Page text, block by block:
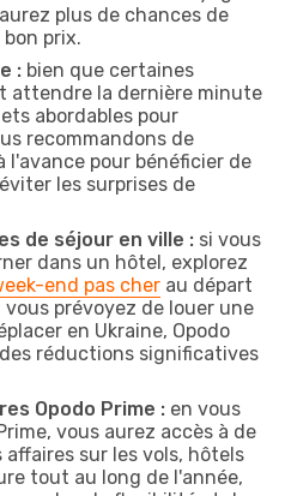
plus de chances de
prix.
: bien que certaines
attendre la dernière minute
abordables pour
recommandons de
l'avance pour bénéficier de
les surprises de
de séjour en ville : si vous
dans un hôtel, explorez
end pas cher au départ
prévoyez de louer une
en Ukraine, Opodo
réductions significatives
Opodo Prime : en vous
vous aurez accès à de
affaires sur les vols, hôtels
tout au long de l'année,